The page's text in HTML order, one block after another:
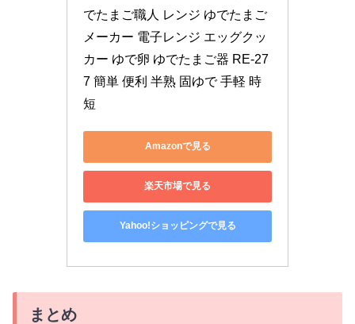
でたまご職人 レンジ ゆでたまご
メーカー 電子レンジ エッグクッ
カー ゆで卵 ゆでたまご器 RE-27
7 簡単 便利 半熟 固ゆで 手軽 時
短
Amazonで見る
楽天市場で見る
Yahoo!ショッピングで見る
まとめ